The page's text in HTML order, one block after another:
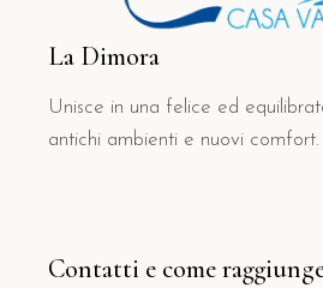
La Dimora
Unisce in una felice ed
antichi ambienti e nuovi comfort.
Contatti e come